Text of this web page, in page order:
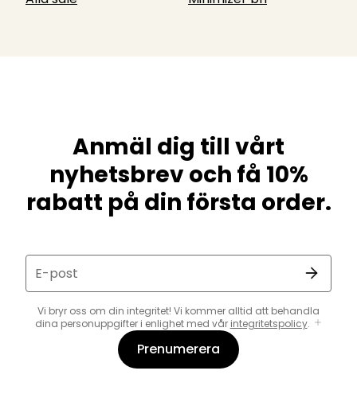
Anmäl dig till vårt
nyhetsbrev och få 10%
rabatt på din första order.
E-post
Vi bryr oss om din integritet! Vi kommer alltid att behandla
dina personuppgifter i enlighet med vår integritetspolicy.
Prenumerera